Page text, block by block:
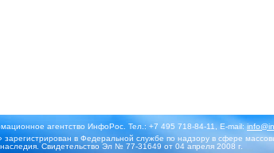
агентство ИнфоРос. Тел.: +7 495 718-84-11, E-mail:
в Федеральной службе по надзору в сфере
наследия. Свидетельство Эл № 77-31649 от 04 апреля 2008 г.